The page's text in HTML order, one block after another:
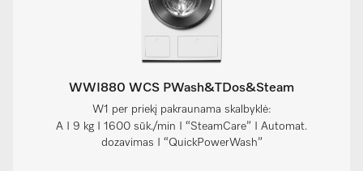
WWI880 WCS PWash&TDos&Steam
W1 per priekį pakraunama skalbyklė:
A I 9 kg I 1600 sūk./min I “SteamCare” I Automat.
dozavimas I “QuickPowerWash”